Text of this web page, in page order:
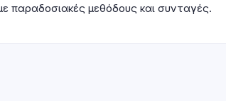
παραδοσιακές μεθόδους και συνταγές.